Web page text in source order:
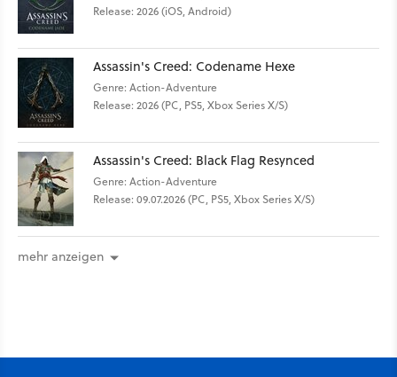
Release: 2026 (iOS, Android)
Assassin's Creed: Codename Hexe
Genre: Action-Adventure
Release: 2026 (PC, PS5, Xbox Series X/S)
Assassin's Creed: Black Flag Resynced
Genre: Action-Adventure
Release: 09.07.2026 (PC, PS5, Xbox Series X/S)
mehr anzeigen